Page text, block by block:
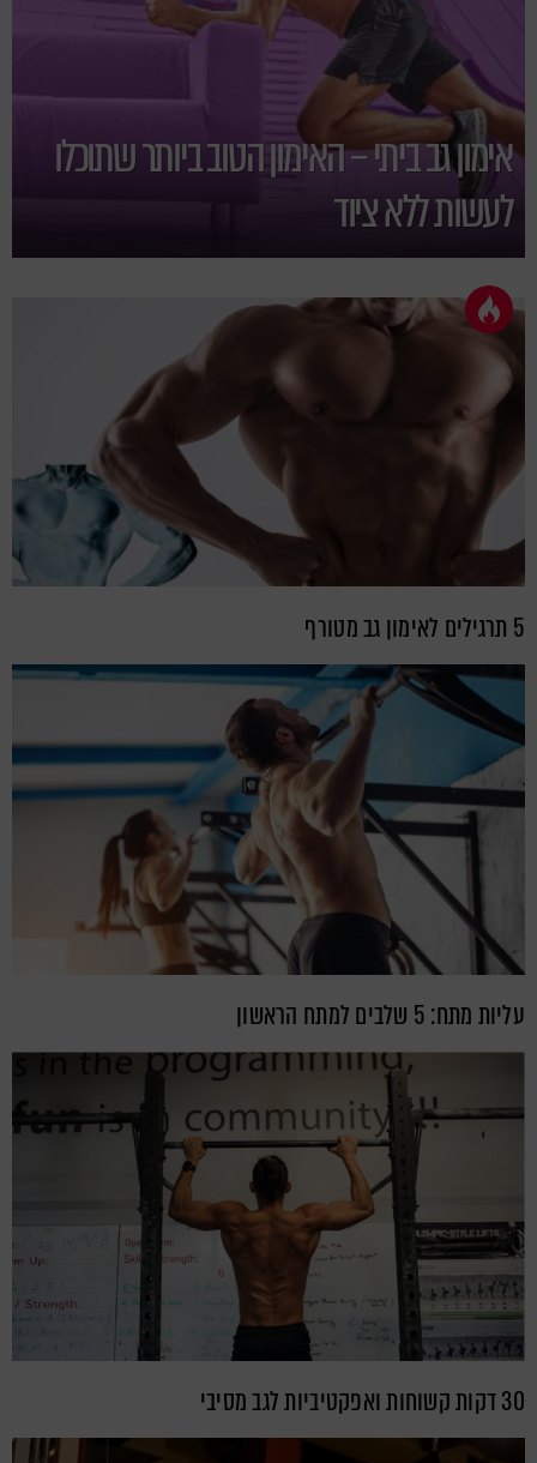
אימון גב ביתי – האימון הטוב ביותר שתוכלו
לעשות ללא ציוד
5 תרגילים לאימון גב מטורף
עליות מתח: 5 שלבים למתח הראשון
30 דקות קשוחות ואפקטיביות לגב מסיבי